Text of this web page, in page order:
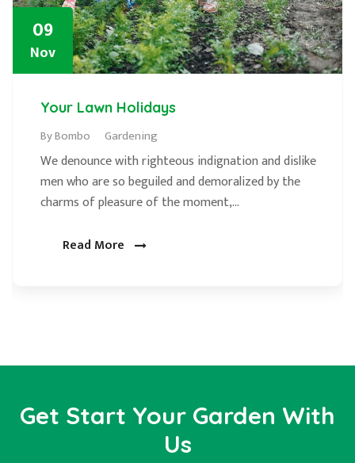
09
Nov
Your Lawn Holidays
By Bombo Gardening
We denounce with righteous indignation and dislike
men who are so beguiled and demoralized by the
charms of pleasure of the moment,...
Read More
Get Start Your Garden With
Us